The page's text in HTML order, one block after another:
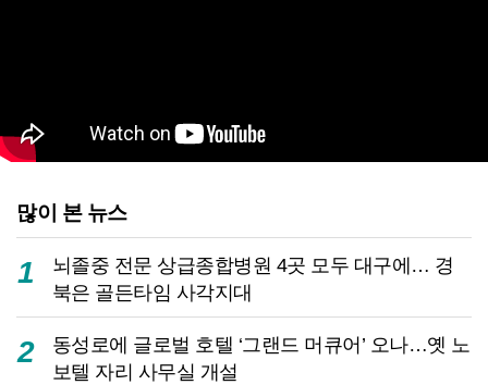
많이 본 뉴스
1
뇌졸중 전문 상급종합병원 4곳 모두 대구에… 경
북은 골든타임 사각지대
2
동성로에 글로벌 호텔 ‘그랜드 머큐어’ 오나…옛 노
보텔 자리 사무실 개설